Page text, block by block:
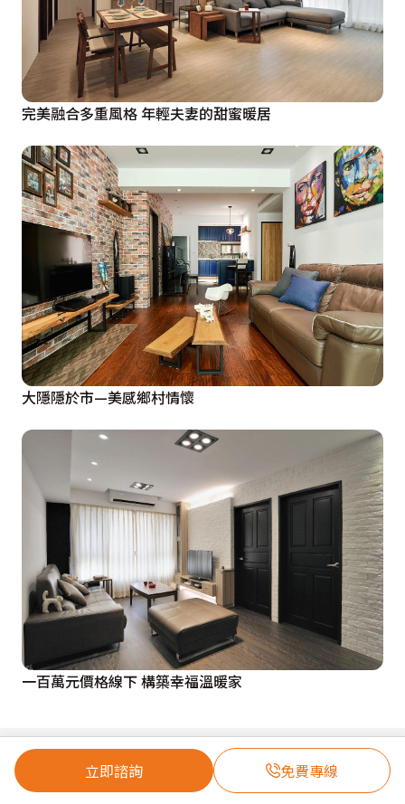
立即諮詢 免費專線
完美融合多重風格 年輕夫妻的甜蜜暖居
大隱隱於市—美感鄉村情懷
一百萬元價格線下 構築幸福溫暖家
01 02